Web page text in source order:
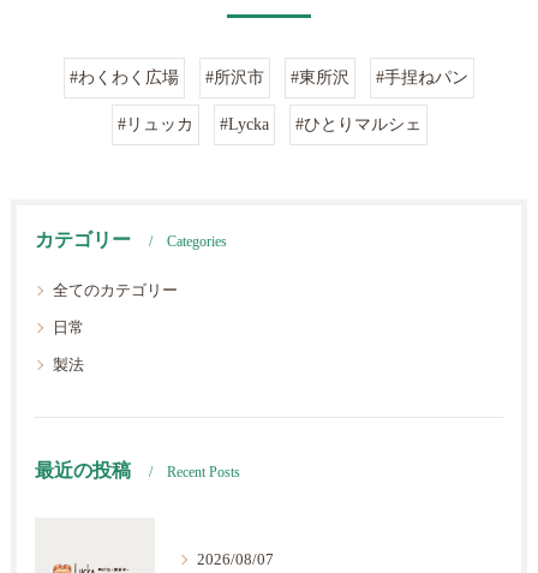
#わくわく広場 #所沢市 #東所沢 #手捏ねパン
#リュッカ #Lycka #ひとりマルシェ
カテゴリー Categories
全てのカテゴリー
日常
製法
最近の投稿 Recent Posts
2026/08/07